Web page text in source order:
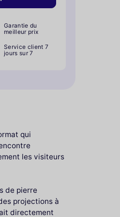
Garantie du
meilleur prix
Service client 7
jours sur 7
qui
les visiteurs
de pierre
projections à
directement